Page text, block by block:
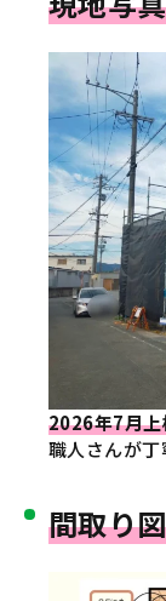
2026年7月上
職人さんが
間取り図